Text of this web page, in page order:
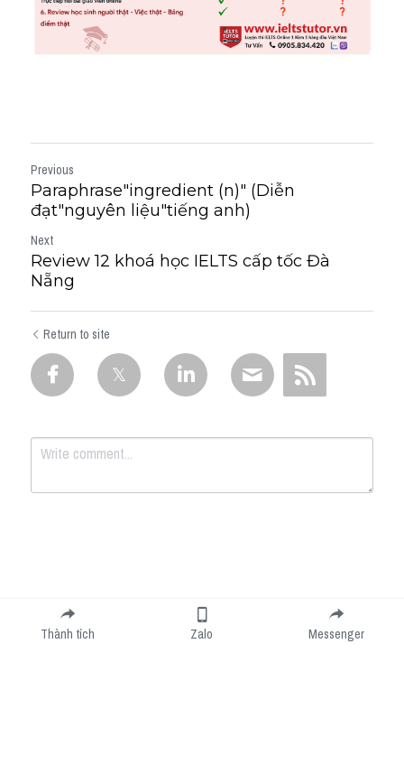
Previous
Paraphrase"ingredient (n)" (Diễn
đạt"nguyên liệu"tiếng anh)
Next
Review 12 ​​khoá học IELTS cấp tốc Đà
Nẵng
Return to site
Submit
Thành tích Zalo Messenger